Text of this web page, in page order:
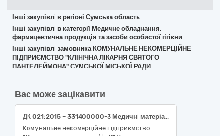
Інші закупівлі в регіоні Сумська область
Інші закупівлі в категорії Медичне обладнання,
фармацевтична продукція та засоби особистої гігієни
Інші закупівлі замовника КОМУНАЛЬНЕ НЕКОМЕРЦІЙНЕ
ПІДПРИЄМСТВО "КЛІНІЧНА ЛІКАРНЯ СВЯТОГО
ПАНТЕЛЕЙМОНА" СУМСЬКОЇ МІСЬКОЇ РАДИ
Вас може зацікавити
ДК 021:2015 – 331400000-3 Медичні матеріали (Бинт Мартенса 5м; накінечник для кухалю Есмарха стерильний; сітка поліпропіленова хірургічна стерильна, одношарова, середня, синя, 6 х 11 см; сітка поліпропіленова хірургічна стерильна, одношарова, середня, синя, 8 х 12 см; сітка поліпропіленова хірургічна стерильна, одношарова, середня, синя, 10 х 15 см; сітка поліпропіленова хірургічна стерильна, одношарова, середня, синя, 30 х 30 см; набір інтегрального сечовідного стенту з циліндричним закритим кінчиком, виготовлений з поліуретану, розмір 6.0, довжина 26 cm; набір інтегрального сечовідного стенту з циліндричним закритим кінчиком, виготовлений з поліуретану, розмір 4.8, довжина 26 cm; накінечник для кухалю Есмарха стерильний дитячий)
Комунальне некомерційне підприємство